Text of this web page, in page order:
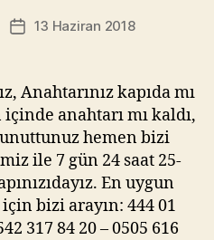
Yazı13 Haziran 2018
Anahtarınız kapıda mı
anahtarı mı kaldı,
hemen bizi
ile 7 gün 24 saat 25-
En uygun
bizi arayın: 444 01
317 84 20 – 0505 616